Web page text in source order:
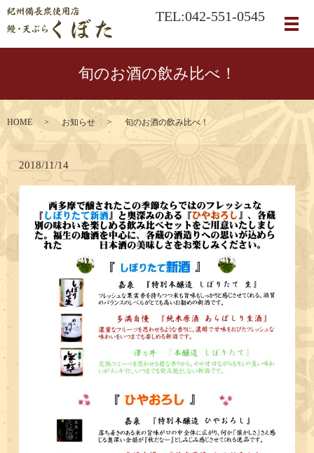
TEL:042-551-0545
メ
旬のお酒の飲み比べ！
HOME お知らせ 旬のお酒の飲み比べ！
2018/11/14